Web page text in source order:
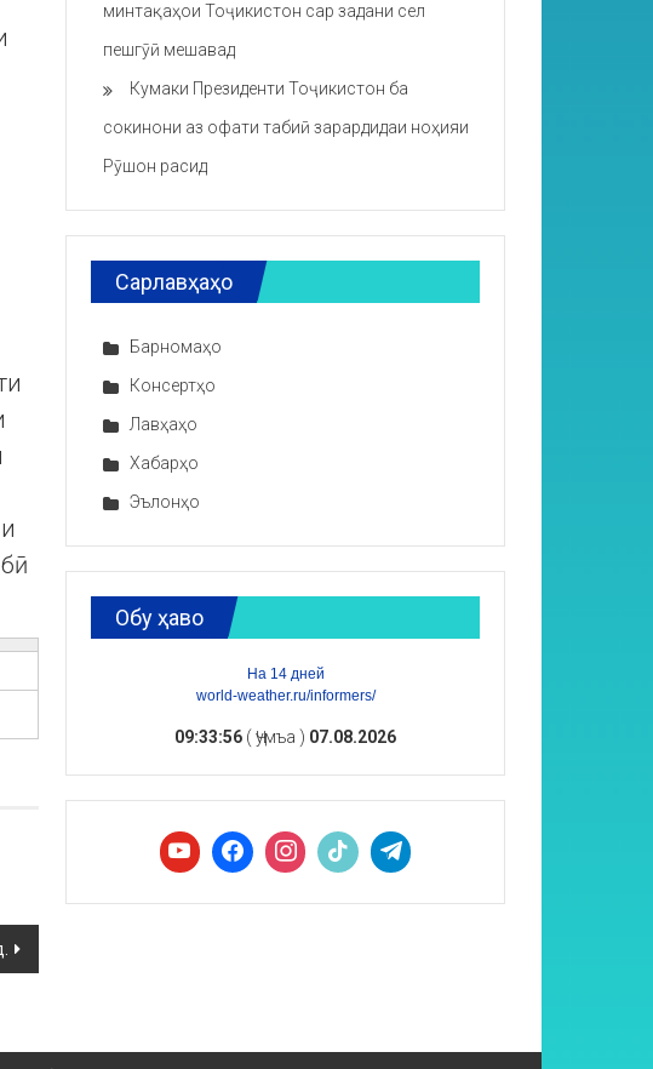
минтақаҳои Тоҷикистон сар задани сел
пешгӯӣ мешавад
Кумаки Президенти Тоҷикистон ба
сокинони аз офати табиӣ зарардидаи ноҳияи
Рӯшон расид
Сарлавҳаҳо
Барномаҳо
Консертҳо
Лавҳаҳо
Хабарҳо
Эълонҳо
Обу ҳаво
На 14 дней
world-weather.ru/informers/
09:33:57 ( Ҷумъа ) 07.08.2026